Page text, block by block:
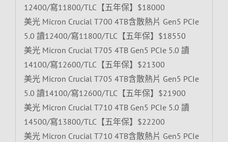
12400/寫11800/TLC【五年保】$18000
美光 Micron Crucial T700 4TB含散熱片 Gen5 PCIe
5.0 讀12400/寫11800/TLC【五年保】$18550
美光 Micron Crucial T705 4TB Gen5 PCIe 5.0 讀
14100/寫12600/TLC【五年保】$21300
美光 Micron Crucial T705 4TB含散熱片 Gen5 PCIe
5.0 讀14100/寫12600/TLC【五年保】$21900
美光 Micron Crucial T710 4TB Gen5 PCIe 5.0 讀
14500/寫13800/TLC【五年保】$22200
美光 Micron Crucial T710 4TB含散熱片 Gen5 PCIe